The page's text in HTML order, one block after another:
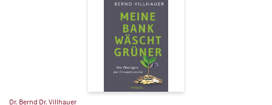
Dr. Bernd Dr. Villhauer